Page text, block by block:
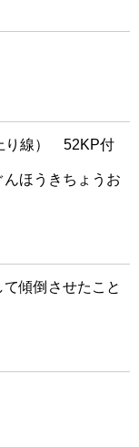
り線） 52KP付
んほうきちょうお
傾倒させたこと